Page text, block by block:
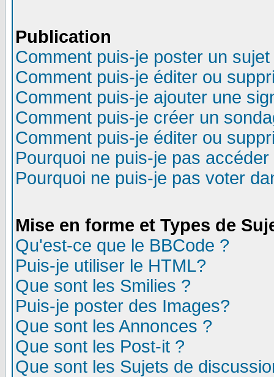
Publication
Comment puis-je poster un
Comment puis-je éditer ou
Comment puis-je ajouter une
Comment puis-je créer un
Comment puis-je éditer ou
Pourquoi ne puis-je pas
Pourquoi ne puis-je pas voter
Mise en forme et Types de
Qu'est-ce que le BBCode ?
Puis-je utiliser le HTML?
Que sont les Smilies ?
Puis-je poster des Images?
Que sont les Annonces ?
Que sont les Post-it ?
Que sont les Sujets de